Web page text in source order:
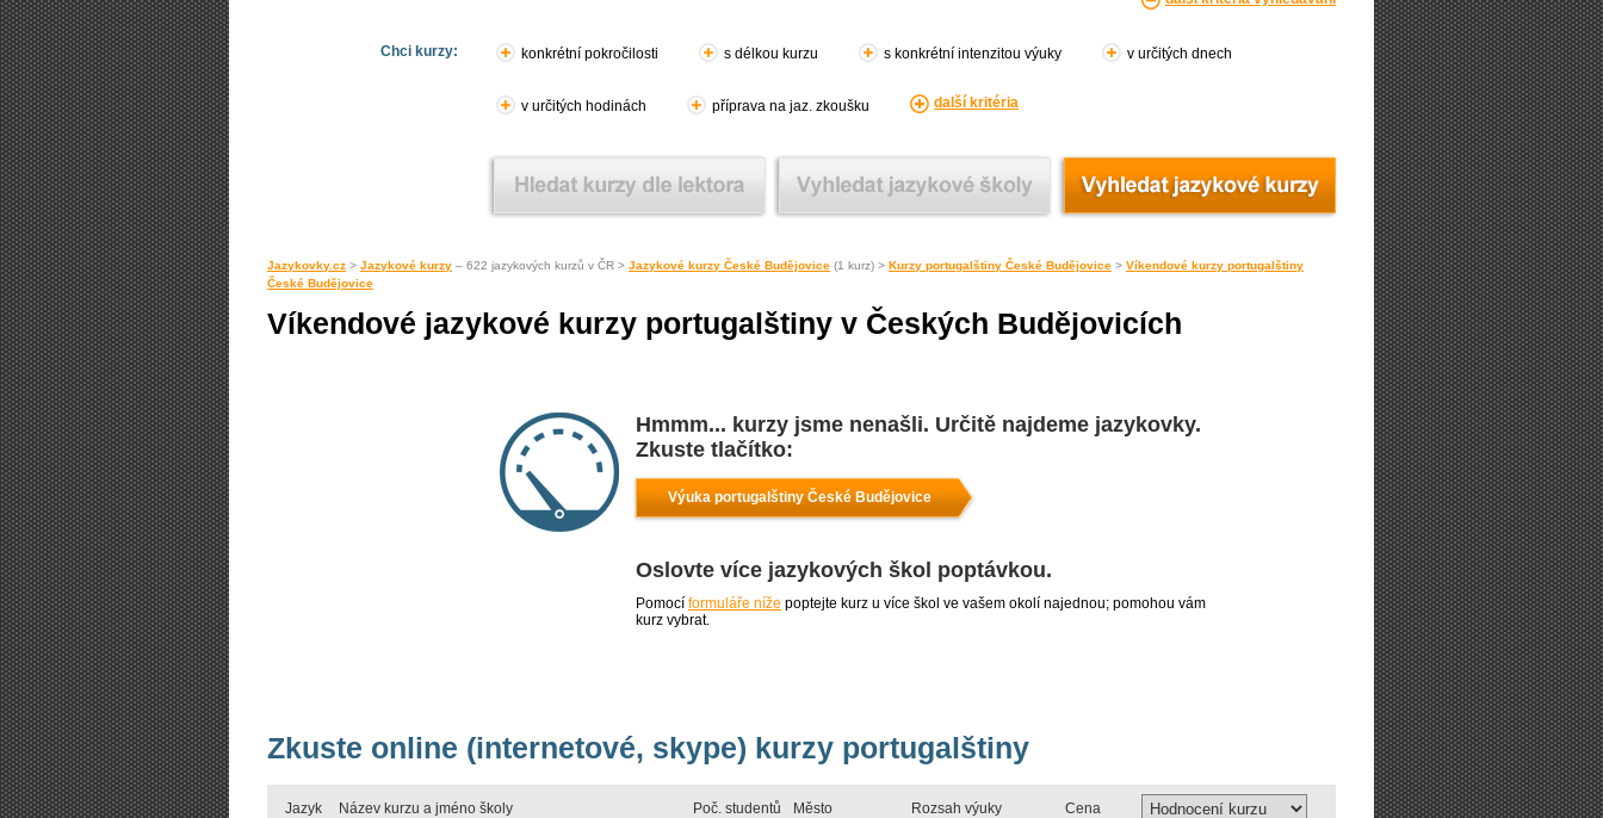
Chci kurzy: konkrétní pokročilosti s délkou kurzu s konkrétní intenzitou výuky v určitých dnech
v určitých hodinách příprava na jaz. zkoušku další kritéria
Jazykovky.cz > Jazykové kurzy – 622 jazykových kurzů v ČR > Jazykové kurzy České Budějovice (1 kurz) > Kurzy portugalštiny České Budějovice > Víkendové kurzy portugalštiny
České Budějovice
Víkendové jazykové kurzy portugalštiny v Českých Budějovicích
Hmmm... kurzy jsme nenašli. Určitě najdeme jazykovky.
Zkuste tlačítko:
Výuka portugalštiny České Budějovice
Oslovte více jazykových škol poptávkou.
Pomocí formuláře níže poptejte kurz u více škol ve vašem okolí najednou; pomohou vám
kurz vybrat.
Zkuste online (internetové, skype) kurzy portugalštiny
Jazyk Název kurzu a jméno školy Poč. studentů Město Rozsah výuky Cena